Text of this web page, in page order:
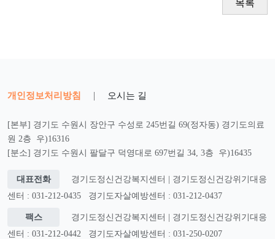
목록
개인정보처리방침 | 오시는 길
[본부] 경기도 수원시 장안구 수성로 245번길 69(정자동) 경기도의료
원 2층 우)16316
[분소] 경기도 수원시 팔달구 덕영대로 697번길 34, 3층 우)16435
대표전화
경기도정신건강복지센터 | 경기도정신건강위기대응
센터 : 031-212-0435
경기도자살예방센터 : 031-212-0437
팩스
경기도정신건강복지센터 | 경기도정신건강위기대응
센터 : 031-212-0442
경기도자살예방센터 : 031-250-0207